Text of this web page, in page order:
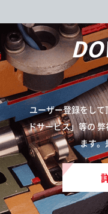
ユーザー登録をし
ドサービス」等の弊
ます。